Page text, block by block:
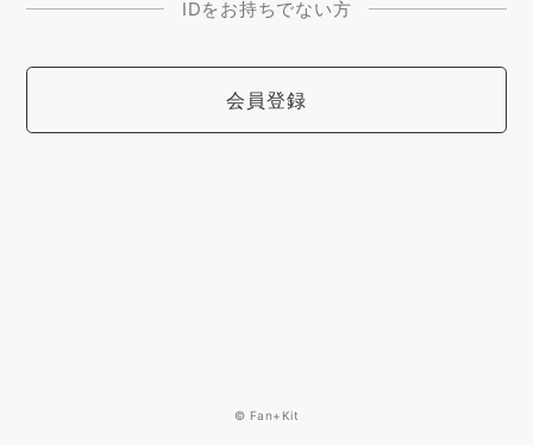
IDをお持ちでない方
会員登録
© Fan+Kit